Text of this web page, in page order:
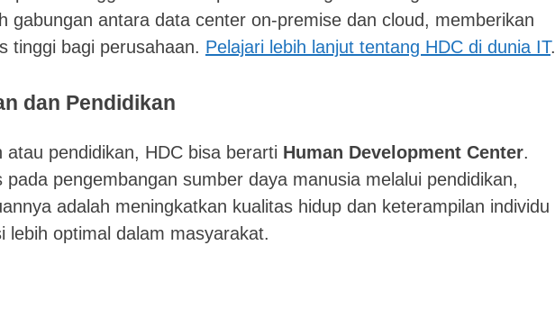
gabungan antara data center on-premise dan cloud, memberikan
tinggi bagi perusahaan. Pelajari lebih lanjut tentang HDC di dunia IT.
dan Pendidikan
pendidikan, HDC bisa berarti Human Development Center.
pengembangan sumber daya manusia melalui pendidikan,
adalah meningkatkan kualitas hidup dan keterampilan individu
lebih optimal dalam masyarakat.